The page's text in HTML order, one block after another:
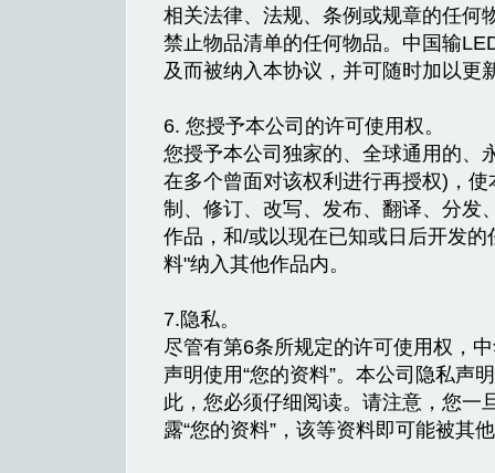
相关法律、法规、条例或规章的任何
禁止物品清单的任何物品。中国输
及而被纳入本协议，并可随时加以更
6. 您授予本公司的许可使用权。
您授予本公司独家的、全球通用的、
在多个曾面对该权利进行再授权)，
制、修订、改写、发布、翻译、分发
作品，和/或以现在已知或日后开发
料"纳入其他作品内。
7.隐私。
尽管有第6条所规定的许可使用权，
声明使用“您的资料”。本公司隐私声
此，您必须仔细阅读。请注意，您一
露“您的资料”，该等资料即可能被其